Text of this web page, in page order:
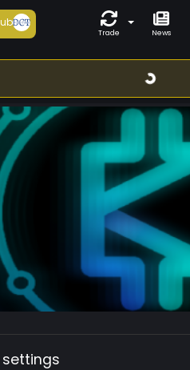
Trade News
settings